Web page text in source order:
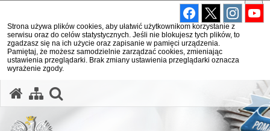
Strona używa plików cookies, aby ułatwić użytkownikom korzystanie z
serwisu oraz do celów statystycznych. Jeśli nie blokujesz tych plików, to
zgadzasz się na ich użycie oraz zapisanie w pamięci urządzenia.
Pamiętaj, że możesz samodzielnie zarządzać cookies, zmieniając
ustawienia przeglądarki. Brak zmiany ustawienia przeglądarki oznacza
wyrażenie zgody.